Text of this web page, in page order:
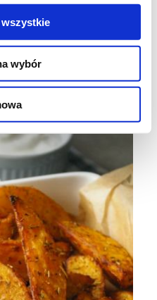
wybór
podać do
lub jako przekąskę z